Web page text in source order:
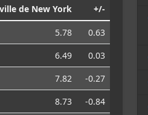
de New York +/-
5.78
0.63
6.49
0.03
7.82
-0.27
8.73
-0.84